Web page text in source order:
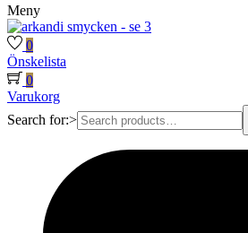
Meny
0
Önskelista
0
Varukorg
Search for:>